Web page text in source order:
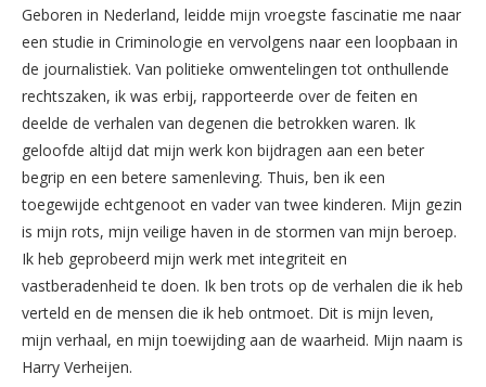
Geboren in Nederland, leidde mijn vroegste fascinatie me naar
een studie in Criminologie en vervolgens naar een loopbaan in
de journalistiek. Van politieke omwentelingen tot onthullende
rechtszaken, ik was erbij, rapporteerde over de feiten en
deelde de verhalen van degenen die betrokken waren. Ik
geloofde altijd dat mijn werk kon bijdragen aan een beter
begrip en een betere samenleving. Thuis, ben ik een
toegewijde echtgenoot en vader van twee kinderen. Mijn gezin
is mijn rots, mijn veilige haven in de stormen van mijn beroep.
Ik heb geprobeerd mijn werk met integriteit en
vastberadenheid te doen. Ik ben trots op de verhalen die ik heb
verteld en de mensen die ik heb ontmoet. Dit is mijn leven,
mijn verhaal, en mijn toewijding aan de waarheid. Mijn naam is
Harry Verheijen.